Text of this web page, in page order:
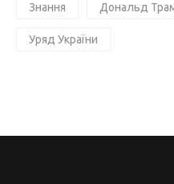
Знання Дональд
Уряд України